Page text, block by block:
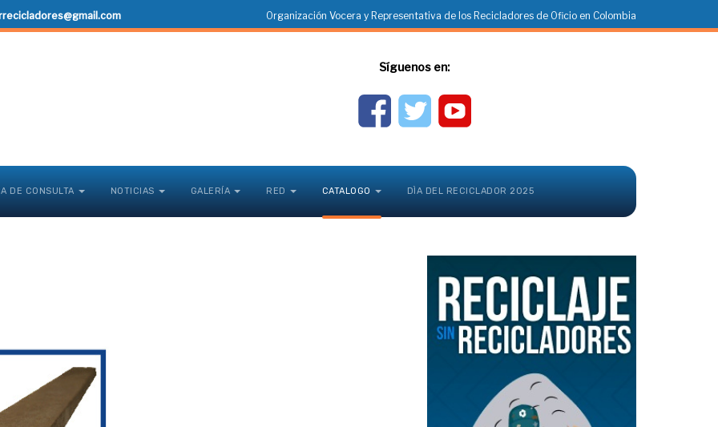
Organización Vocera y Representativa de los Recicladores de Oficio en Colombia
Síguenos en:
DE CONSULTA NOTICIAS GALERÍA RED CATALOGO DÌA DEL RECICLADOR 2025